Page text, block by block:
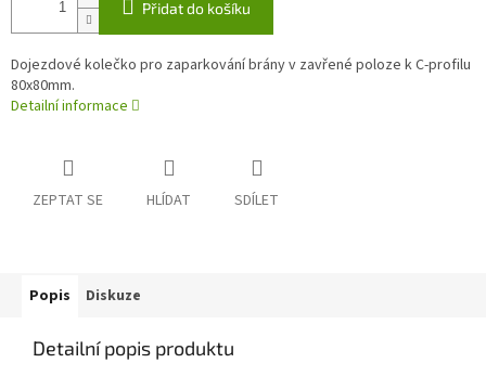
Přidat do košíku
Dojezdové kolečko pro zaparkování brány v zavřené poloze k C-profilu
80x80mm.
Detailní informace
ZEPTAT SE HLÍDAT SDÍLET
Popis Diskuze
Detailní popis produktu